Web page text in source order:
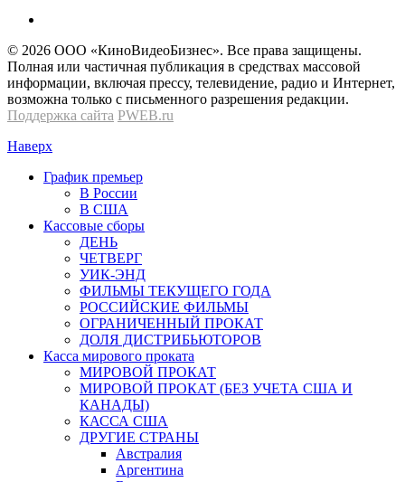
© 2026 OOО «КиноВидеоБизнес». Все права защищены.
Полная или частичная публикация в средствах массовой
информации, включая прессу, телевидение, радио и Интернет,
возможна только с письменного разрешения редакции.
Поддержка сайта PWEB.ru
Наверх
График премьер
В России
В США
Кассовые сборы
ДЕНЬ
ЧЕТВЕРГ
УИК-ЭНД
ФИЛЬМЫ ТЕКУЩЕГО ГОДА
РОССИЙСКИЕ ФИЛЬМЫ
ОГРАНИЧЕННЫЙ ПРОКАТ
ДОЛЯ ДИСТРИБЬЮТОРОВ
Касса мирового проката
МИРОВОЙ ПРОКАТ
МИРОВОЙ ПРОКАТ (БЕЗ УЧЕТА США И
КАНАДЫ)
КАССА США
ДРУГИЕ СТРАНЫ
Австралия
Аргентина